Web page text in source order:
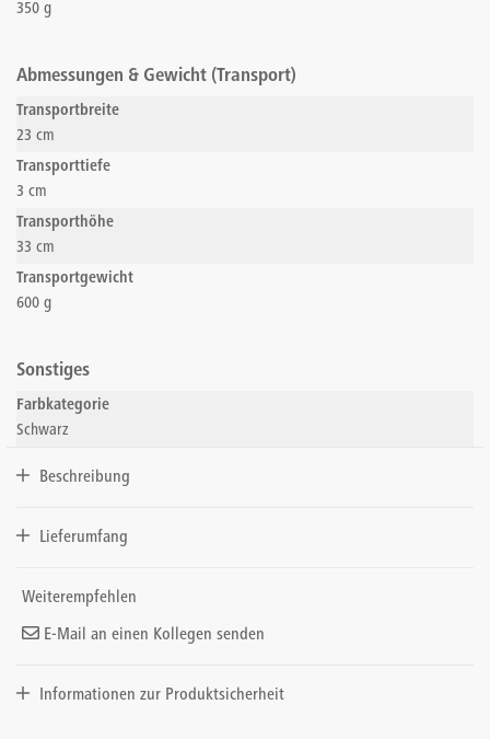
350 g
Abmessungen & Gewicht (Transport)
Transportbreite
23 cm
Transporttiefe
3 cm
Transporthöhe
33 cm
Transportgewicht
600 g
Sonstiges
Farbkategorie
Schwarz
Beschreibung
Lieferumfang
Weiterempfehlen
E-Mail an einen Kollegen senden
Informationen zur Produktsicherheit